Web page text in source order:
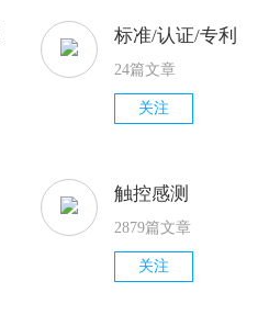
标准/认证/专利
24篇文章
关注
触控感测
2879篇文章
关注